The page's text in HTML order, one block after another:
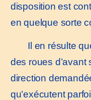
disposition est
en quelque sorte
Il en résulte
des roues d’avant
direction
qu’exécutent